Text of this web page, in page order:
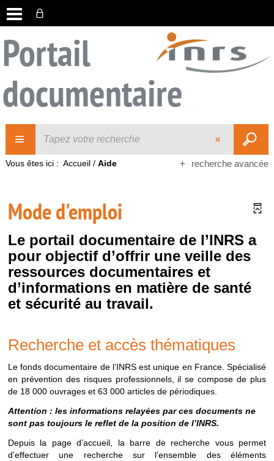
Portail
documentaire
recherche avancée
Vous êtes ici : Accueil / Aide
Mode d'emploi
Le portail documentaire de l’INRS a
pour objectif d’offrir une veille des
ressources documentaires et
d’informations en matière de santé
et sécurité au travail.
Recherche et accès thématiques
Le fonds documentaire de l’INRS est unique en France. Spécialisé
en prévention des risques professionnels, il se compose de plus
de 18 000 ouvrages et 63 000 articles de périodiques.
Attention : les informations relayées par ces documents ne
sont pas toujours le reflet de la position de l’INRS.
Depuis la page d’accueil, la barre de recherche vous permet
d’effectuer une recherche sur l’ensemble des éléments